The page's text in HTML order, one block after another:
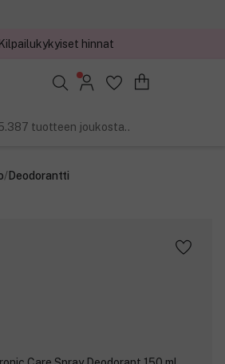
hinnat
tuotteen joukosta..
/Deodorantti